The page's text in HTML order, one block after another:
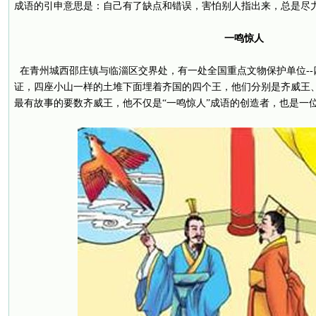
成语的引申意思是：自己有了缺点和错误，害怕别人指出来，总是尽
一鸣惊人
在青州城西邵庄镇与临淄区交界处，有一处全国重点文物保护单位
证，四座小山一样的土堆下面埋着齐国的四个王，他们分别是齐威王
最有故事的要数齐威王，他不仅是“一鸣惊人”成语的创造者，也是一